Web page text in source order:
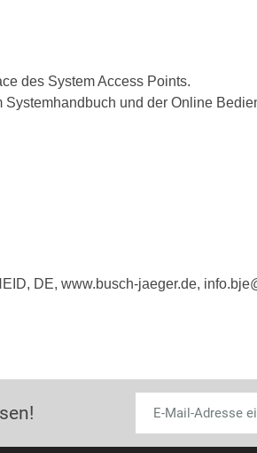
des System Access Points.
und der Online
DE, www.busch-jaeger.de,